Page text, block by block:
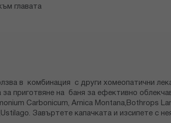
главата
в комбинация с други хомеопатични
приготвяне на баня за ефективно
Carbonicum, Arnica Montana,Bothrops
Завъртете капачката и изсипете с